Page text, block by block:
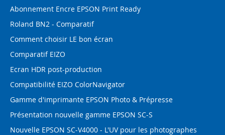
Abonnement Encre EPSON Print Ready
Roland BN2 - Comparatif
Comment choisir LE bon écran
Comparatif EIZO
Ecran HDR post-production
Compatibilité EIZO ColorNavigator
Gamme d'imprimante EPSON Photo & Prépresse
Présentation nouvelle gamme EPSON SC-S
Nouvelle EPSON SC-V4000 - L'UV pour les photographes